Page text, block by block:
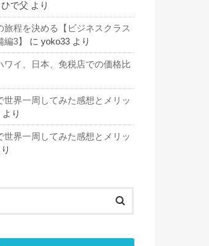
ひで父 より
旅程を決める【ビジネスクラス
3】
に yoko33 より
ワイ、日本、免税店での価格比
世界一周してみた感想とメリッ
より
世界一周してみた感想とメリッ